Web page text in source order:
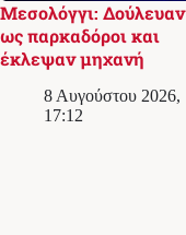
Μεσολόγγι: Δούλευαν
ως παρκαδόροι και
έκλεψαν μηχανή
8 Αυγούστου 2026,
17:12